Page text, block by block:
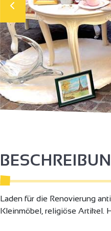
Laden für die Renovierung
Kleinmöbel, religiöse Artikel.